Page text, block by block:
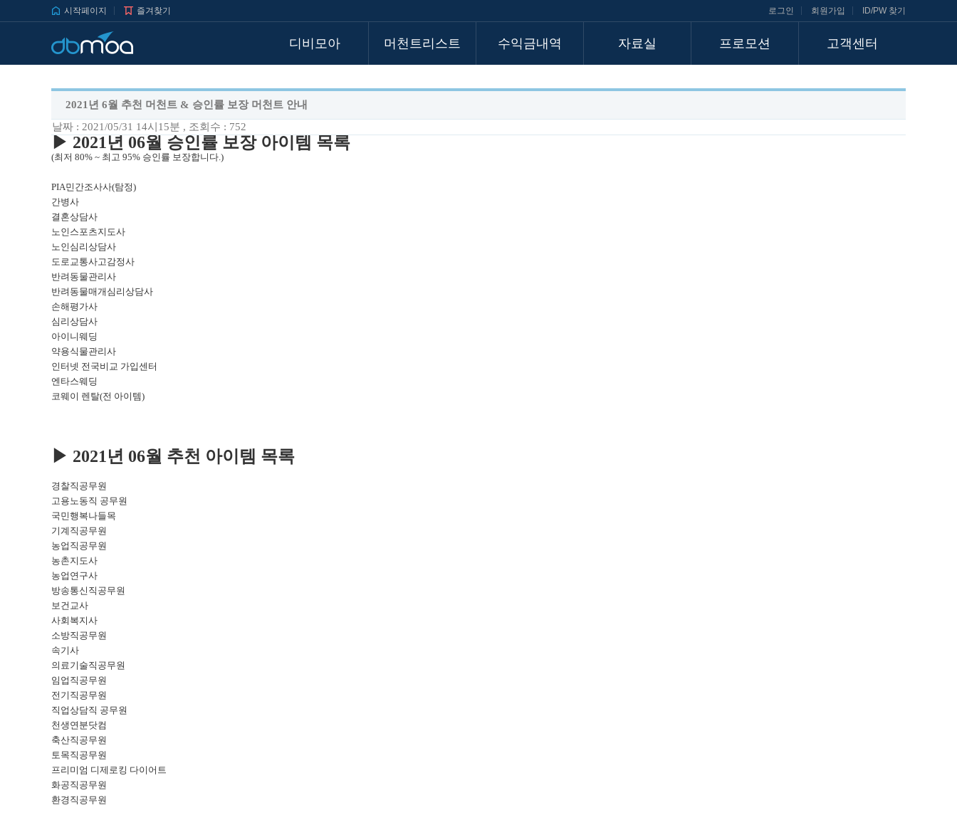
시작페이지 즐겨찾기 로그인 회원가입 ID/PW 찾기
디비모아 머천트리스트 수익금내역 자료실 프로모션 고객센터
2021년 6월 추천 머천트 & 승인률 보장 머천트 안내
날짜 : 2021/05/31 14시15분 , 조회수 : 752